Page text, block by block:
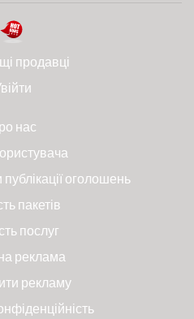
продавці
нас
оголошень
пакетів
послуг
реклама
рекламу